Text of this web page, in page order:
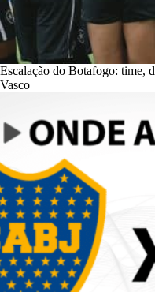
Escalação do Botafogo: time,
Vasco